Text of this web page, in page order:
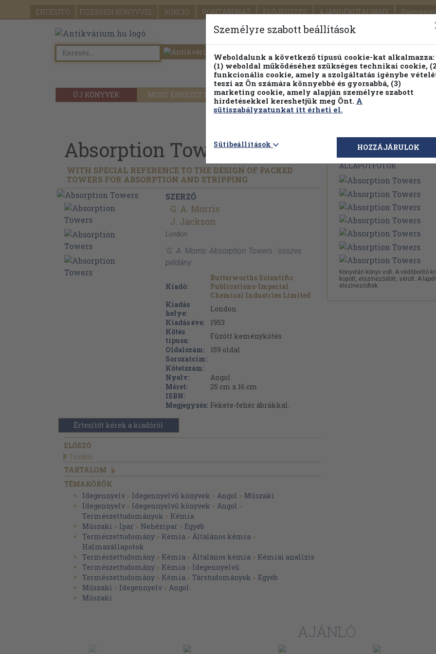
ÉRTESÍTŐ FIZESSEN KÖNYVVEL! AUKCIÓ PONTÁRUHÁZ ELŐJEGYZÉS AJÁNDÉKUTALVÁNY
SEGÍTSÉG
ÚJ KÖNYVEK MOST ÉRKEZETT PILLANATNYI ÁRAINK FENNTARTHATÓ
Részletes kereső Témaköri fa
Absorption Towers
WITH SPECIAL REFERENCE TO THE DESIGN OF PACKED
TOWERS FOR ABSORPTION AND STRIPPING
SZERZŐ
G. A. Morris
J. Jackson
London
'G. A. Morris: Absorption Towers ' összes
példány
Kiadó:
Butterworths Scientific
Publications-Imperial
Chemical Industries Limited
Kiadás
helye:
London
Kiadás éve:
1953
Kötés
típusa:
Fűzött keménykötés
Oldalszám:
159 oldal
Sorozatcím:
Kötetszám:
Nyelv:
Angol
Méret:
25 cm x 16 cm
ISBN:
Megjegyzés: Fekete-fehér ábrákkal.
Értesítőt kérek a kiadóról
ELŐSZÓ
Tovább
TARTALOM
TÉMAKÖRÖK
Idegennyelv > Idegennyelvű könyvek > Angol > Műszaki
Idegennyelv > Idegennyelvű könyvek > Angol >
Természettudományok > Kémia
Műszaki > Ipar > Nehézipar > Egyéb
Természettudomány > Kémia > Általános kémia >
Halmazállapotok
Természettudomány > Kémia > Általános kémia > Kémiai analízis
Természettudomány > Kémia > Idegennyelvű
Természettudomány > Kémia > Társtudományok > Egyéb
Műszaki > Idegennyelv > Angol
Műszaki
Megvásárolható
ÁLLAPOTFOTÓK
Könyvtári könyv volt. A védőborító
kopott, elszíneződött, sérült. A
elszíneződtek.
AJÁNLÓ
Személyre szabott beállítások
Weboldalunk a következő típusú cookie-kat alkalmazza:
(1) weboldal működéséhez szükséges technikai cookie,
funkcionális cookie, amely a szolgáltatás igénybe
teszi az Ön számára könnyebbé és gyorsabbá, (3)
marketing cookie, amely alapján személyre szabott
hirdetésekkel kereshetjük meg Önt. A
sütiszabályzatunkat itt érheti el.
Sütibeállítások HOZZÁJÁRULOK